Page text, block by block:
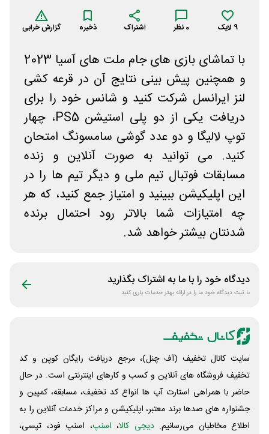
9 لایک 0 نظر اشتراک ذخیره گزارش خرابی
با تماشای بازی های جام ملت های آسیا 2023
و همچنین پیش بینی نتایج آن در قرعه کشی
لنز ایرانسل شرکت کنید و شانس خود را برای
دریافت یکی از دو پلی استیشن PS5، چهار
توپ لالیگا و دو عدد گوشی سامسونگ امتحان
کنید. می توانید به صورت آنلاین و زنده
مسابقات فوتبال تیم ملی و دیگر تیم ها را در
این اپلیکیشن ببینید و امتیاز جمع کنید، که هر
چه امتیازات شما بالاتر رود احتمال برنده
شدنتان بیشتر خواهد شد.
دیدگاه خود را با ما به اشتراک بگذارید
با ثبت دیدگاه خود ما را در ارائه بهتر خدمات یاری کنید
سایت کانال تخفیف (آف چنل)، مرجع دریافت رایگان کوپن و کد
تخفیف فروشگاه های آنلاین و کسب و‌ کارهای اینترنتی است. در حال
حاضر با همراهی استارت آپ ها انواع کد تخفیف، مسابقه، کمپین و
جشنواره های صدها برند معتبر، اپلیکیشن و مراکز خدمات آنلاین را به
اطلاع مخاطبان می‌رسانیم. دیجی کالا، اسنپ، اسنپ فود، تپسی،